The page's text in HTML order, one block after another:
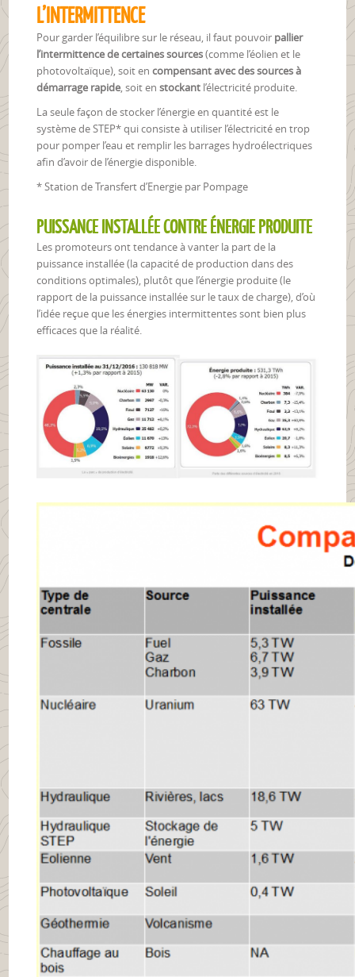
L’INTERMITTENCE
Pour garder l’équilibre sur le réseau, il faut pouvoir pallier
l’intermittence de certaines sources(comme l’éolien et le
photovoltaïque), soit encompensant avec des sources à
démarrage rapide, soit enstockant l’électricité produite.
La seule façon de stocker l’énergie en quantité est le
système de STEP* qui consiste à utiliser l’électricité en trop
pour pomper l’eau et remplir les barrages hydroélectriques
afin d’avoir de l’énergie disponible.
* Station de Transfert d’Energie par Pompage
PUISSANCE INSTALLÉE CONTRE ÉNERGIE PRODUITE
Les promoteurs ont tendance à vanter la part de la
puissance installée (la capacité de production dans des
conditions optimales), plutôt que l’énergie produite (le
rapport de la puissance installée sur le taux de charge), d’où
l’idée reçue que les énergies intermittentes sont bien plus
efficaces que la réalité.